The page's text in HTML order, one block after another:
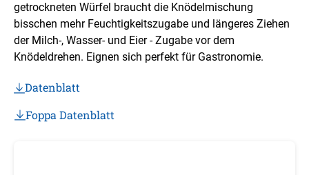
getrockneten Würfel braucht die Knödelmischung
bisschen mehr Feuchtigkeitszugabe und längeres Ziehen
der Milch-, Wasser- und Eier - Zugabe vor dem
Knödeldrehen. Eignen sich perfekt für Gastronomie.
Datenblatt
Foppa Datenblatt